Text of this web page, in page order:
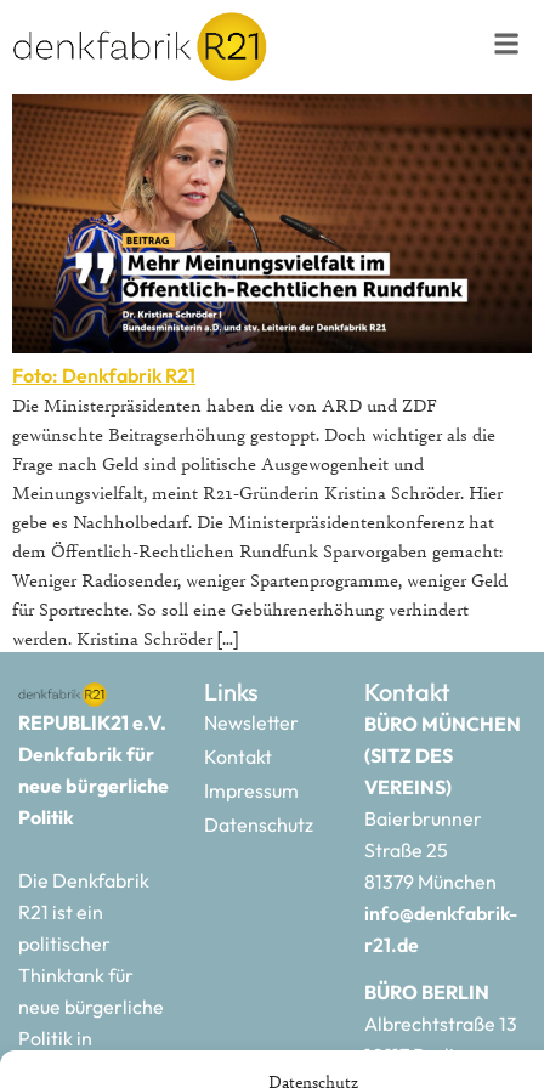
Datenschutz
Foto: Denkfabrik R21
Die Ministerpräsidenten haben die von ARD und ZDF
gewünschte Beitragserhöhung gestoppt. Doch wichtiger als die
Frage nach Geld sind politische Ausgewogenheit und
Meinungsvielfalt, meint R21-Gründerin Kristina Schröder. Hier
gebe es Nachholbedarf. Die Ministerpräsidentenkonferenz hat
dem Öffentlich-Rechtlichen Rundfunk Sparvorgaben gemacht:
Weniger Radiosender, weniger Spartenprogramme, weniger Geld
für Sportrechte. So soll eine Gebührenerhöhung verhindert
werden. Kristina Schröder […]
REPUBLIK21 e.V.
Denkfabrik für
neue bürgerliche
Politik
Die Denkfabrik
R21 ist ein
politischer
Thinktank für
neue bürgerliche
Politik in
Links
Newsletter
Kontakt
Impressum
Datenschutz
Kontakt
BÜRO MÜNCHEN
(SITZ DES
VEREINS)
Baierbrunner
Straße 25
81379 München
info@denkfabrik-
r21.de
BÜRO BERLIN
Albrechtstraße 13
10117 Berlin